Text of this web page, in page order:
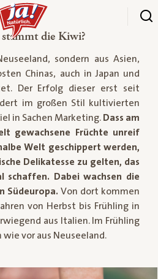
die Kiwi?­
sondern aus Asien,
Chinas, auch in Japan und
Der Erfolg dieser erst seit
im großen Stil kultivierten
in Sachen Marketing. Dass am
gewachsene Früchte unreif
Welt geschippert werden,
Delikatesse zu gelten, das
schaffen. Dabei wachsen die
Südeuropa. Von dort kommen
von Herbst bis Frühling in
aus Italien. Im Frühling
wie vor aus Neuseeland.